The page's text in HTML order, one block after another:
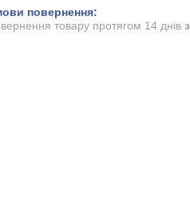
товару протягом 14 днів